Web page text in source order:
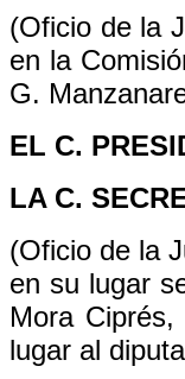
(Oficio de la
en la
G.
EL C.
LA C.
(Oficio de la
en su lugar
Mora
lugar al